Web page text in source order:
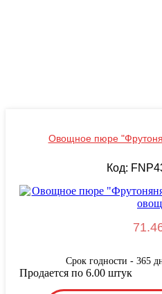
Овощное пюре
Код:
Срок годности - 365
Продается по 6.00 штук